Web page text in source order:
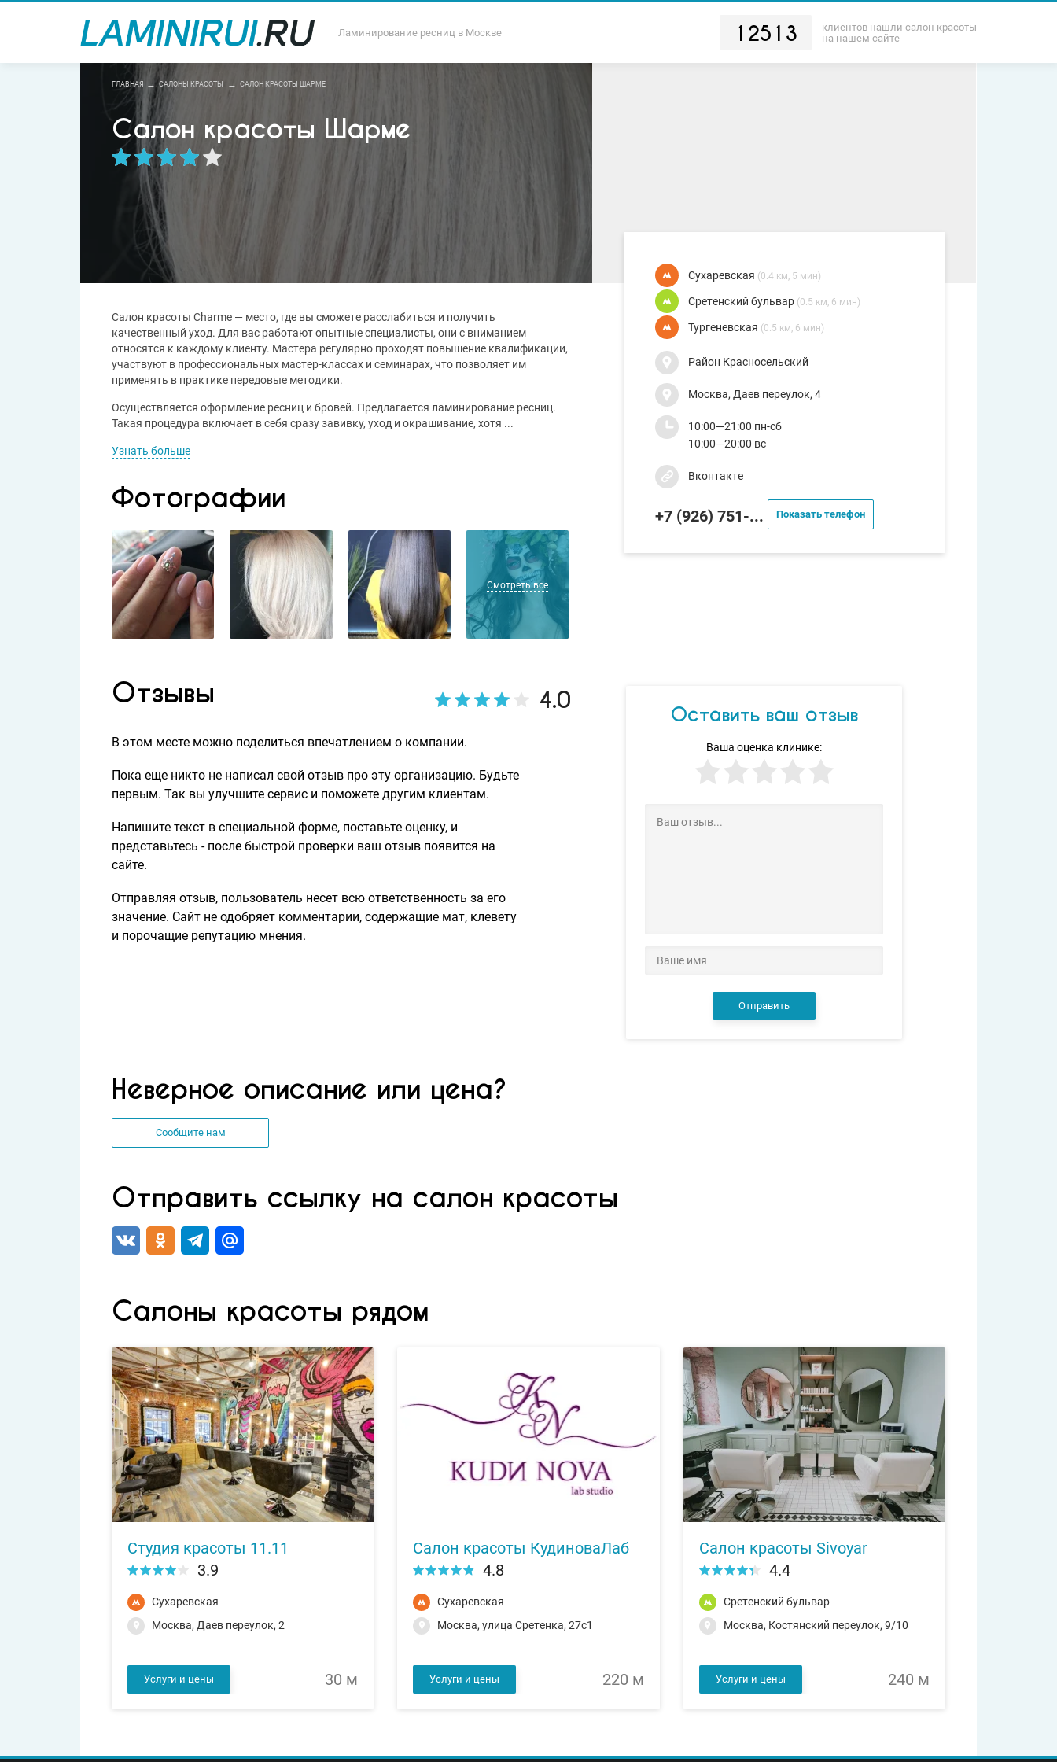
Ламинирование ресниц в Москве 12513
клиентов нашли салон красоты
на нашем сайте
ГЛАВНАЯ САЛОНЫ КРАСОТЫ САЛОН КРАСОТЫ ШАРМЕ
Салон красоты Шарме
Сухаревская (0.4 км, 5 мин)
Сретенский бульвар (0.5 км, 6 мин)
Тургеневская (0.5 км, 6 мин)
Район Красносельский
Москва, Даев переулок, 4
10:00—21:00 пн-сб
10:00—20:00 вс
Вконтакте
+7 (926) 751-... Показать телефон
Салон красоты Charme — место, где вы сможете расслабиться и получить
качественный уход. Для вас работают опытные специалисты, они с вниманием
относятся к каждому клиенту. Мастера регулярно проходят повышение квалификации,
участвуют в профессиональных мастер-классах и семинарах, что позволяет им
применять в практике передовые методики.
Осуществляется оформление ресниц и бровей. Предлагается ламинирование ресниц.
Такая процедура включает в себя сразу завивку, уход и окрашивание, хотя ...
Узнать больше
Фотографии
Смотреть все
Отзывы 4.0
В этом месте можно поделиться впечатлением о компании.
Пока еще никто не написал свой отзыв про эту организацию. Будьте
первым. Так вы улучшите сервис и поможете другим клиентам.
Напишите текст в специальной форме, поставьте оценку, и
представьтесь - после быстрой проверки ваш отзыв появится на
сайте.
Отправляя отзыв, пользователь несет всю ответственность за его
значение. Сайт не одобряет комментарии, содержащие мат, клевету
и порочащие репутацию мнения.
Оставить ваш отзыв
Ваша оценка клинике:
Отправить
Неверное описание или цена?
Сообщите нам
Отправить ссылку на салон красоты
Салоны красоты рядом
Студия красоты 11.11
3.9
Сухаревская
Москва, Даев переулок, 2
Услуги и цены 30 м
Салон красоты КудиноваЛаб
4.8
Сухаревская
Москва, улица Сретенка, 27с1
Услуги и цены 220 м
Салон красоты Sivoyar
4.4
Сретенский бульвар
Москва, Костянский переулок, 9/10
Услуги и цены 240 м